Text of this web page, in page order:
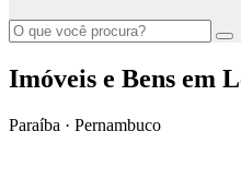
Imóveis e Bens em
Paraíba · Pernambuco